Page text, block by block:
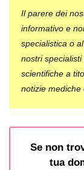
Il parere dei
informativo e
specialistica o
nostri
scientifiche a
notizie mediche
Se non
tua